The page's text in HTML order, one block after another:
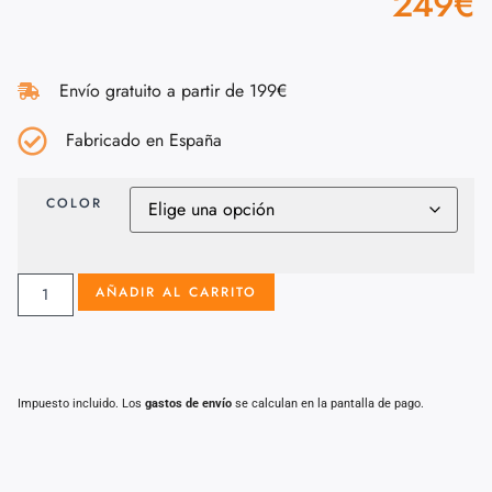
Envío gratuito a partir de 199€
Fabricado en España
COLOR
AÑADIR AL CARRITO
Impuesto incluido. Los gastos de envío se calculan en la pantalla de pago.